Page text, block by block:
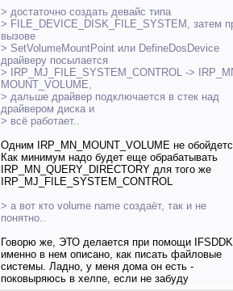
> достаточно создать девайс типа
> FILE_DEVICE_DISK_FILE_SYSTEM, затем
вызове
> SetVolumeMountPoint или DefineDosDevice
драйверу посылается
> IRP_MJ_FILE_SYSTEM_CONTROL ->
MOUNT_VOLUME,
> дальше драйвер подключается в стек над
драйвером диска и
> всё работает..
Одним IRP_MN_MOUNT_VOLUME не
Как минимум надо будет еще обрабатывать
IRP_MN_QUERY_DIRECTORY для того же
IRP_MJ_FILE_SYSTEM_CONTROL
> а вот кто volume name создаёт, так и не
понятно..
Говорю же, ЭТО делается при помощи
именно в нем описано, как писать файловые
системы. Ладно, у меня дома он есть -
поковыряюсь в хелпе, если не забуду